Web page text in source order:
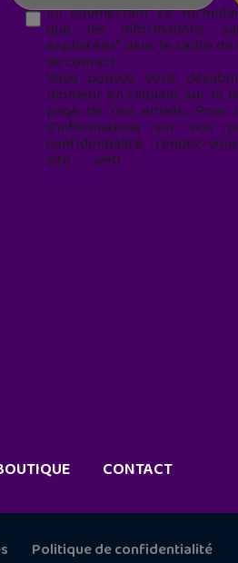
En soumettant ce
que les informations
exploitées* dans le cadre de
de contact.
Vous pouvez vous
moment en cliquant sur le
page de nos emails. Pour
d'informations sur nos
confidentialité, rendez-
site web
CONTACT
Politique de confidentialité